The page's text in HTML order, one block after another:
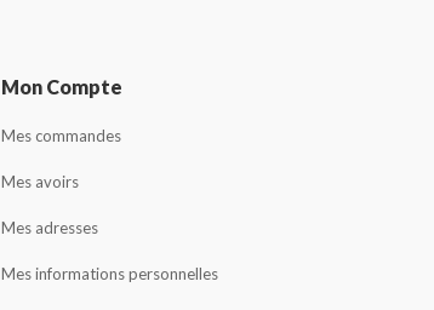
Mon Compte
Mes commandes
Mes avoirs
Mes adresses
Mes informations personnelles